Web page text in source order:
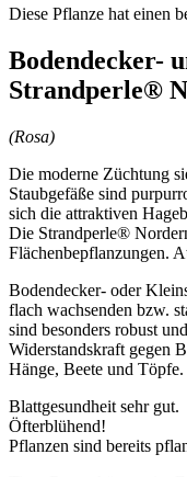
Diese Pflanze hat einen
Bodendecker-
Strandperle®
(Rosa)
Die moderne Züchtung
Staubgefäße sind
sich die attraktiven
Die Strandperle®
Flächenbepflanzungen.
Bodendecker- oder
flach wachsenden bzw.
sind besonders robust
Widerstandskraft gegen
Hänge, Beete und Töpfe.
Blattgesundheit sehr gut.
Öfterblühend!
Pflanzen sind bereits